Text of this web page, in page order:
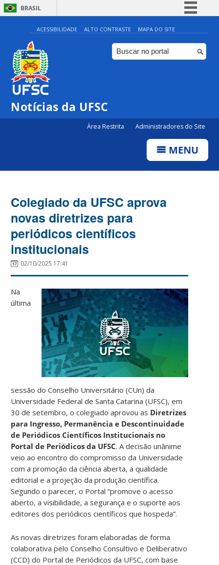
BRASIL
Simplifique!
Comunica BR
Participe
ACESSIBILIDADE ALTO CONTRASTE MAPA DO SITE
Notícias da UFSC
Área Restrita Administradores do Site
MENU
Colegiado da UFSC aprova
novas diretrizes para
periódicos científicos
institucionais
02/10/2025 17:41
Na
última
sessão do Conselho Universitário (CUn) da
Universidade Federal de Santa Catarina (UFSC), em
30 de setembro, o colegiado aprovou as Diretrizes
para Ingresso, Permanência e Descontinuidade
de Periódicos Científicos Institucionais no
Portal de Periódicos da UFSC. A decisão unânime
veio ao encontro do compromisso da Universidade
com a promoção da ciência aberta, a qualidade
editorial e a projeção da produção científica.
Segundo o parecer, o Portal “promove o acesso
aberto, a visibilidade, a segurança e o suporte aos
editores dos periódicos científicos que hospeda”.
As novas diretrizes foram elaboradas de forma
colaborativa pelo Conselho Consultivo e Deliberativo
(CCD) do Portal de Periódicos da UFSC, com base